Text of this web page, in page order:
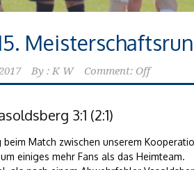
By : K W Comment: Off
3:1 (2:1)
beim Match zwischen unserem
einiges mehr Fans als das Heimteam.